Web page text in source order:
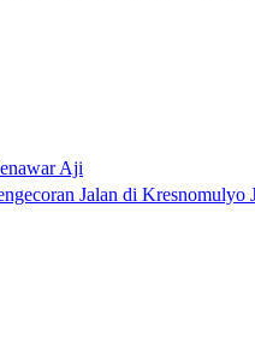
Aji
Jalan di Kresnomulyo